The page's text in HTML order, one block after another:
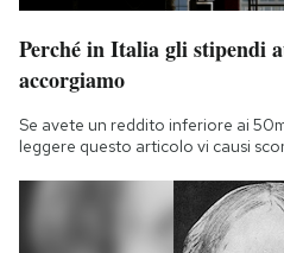
Perché in Italia gli stipendi
accorgiamo
Se avete un reddito inferiore ai
leggere questo articolo vi causi